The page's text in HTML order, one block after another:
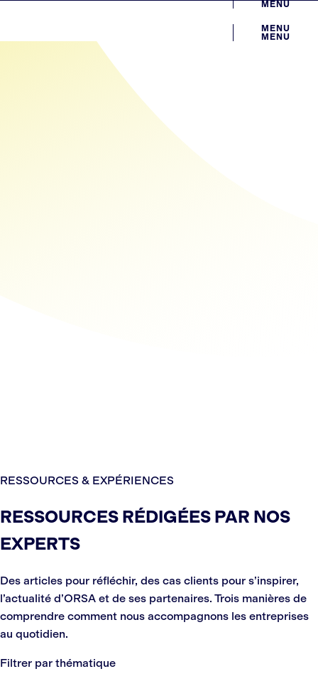
MENU
MENU
MENU
RESSOURCES & EXPÉRIENCES
RESSOURCES RÉDIGÉES PAR NOS
EXPERTS
Des articles pour réfléchir, des cas clients pour s’inspirer,
l’actualité d’ORSA et de ses partenaires. Trois manières de
comprendre comment nous accompagnons les entreprises
au quotidien.
Filtrer par thématique